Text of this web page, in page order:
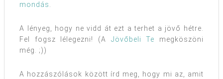
mondás.
A lényeg, hogy ne vidd át ezt a terhet a jövő hétre.
Fel fogsz lélegezni! (A Jövőbeli Te megköszöni
még. ;))
A hozzászólások között írd meg, hogy mi az, amit